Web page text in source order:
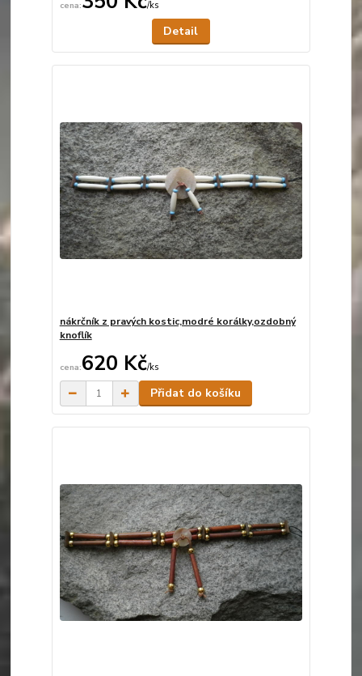
/ks
Detail
nákrčník z pravých kostic,modré korálky,ozdobný
knoflík
620 Kč/ks
Přidat do košíku